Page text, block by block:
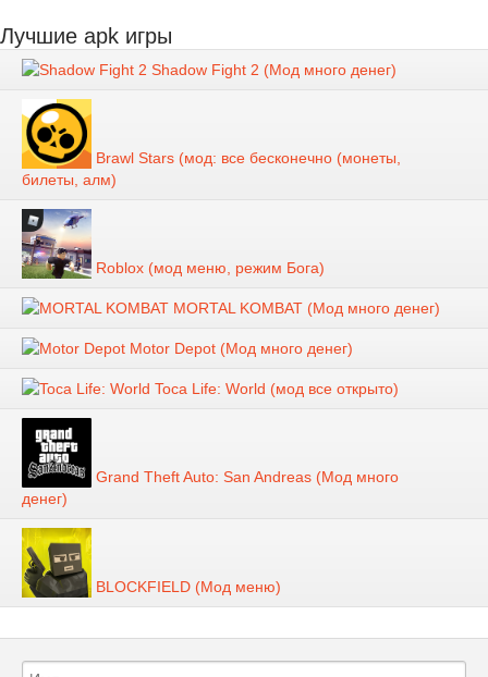
Лучшие apk игры
Shadow Fight 2 (Мод много денег)
Brawl Stars (мод: все бесконечно (монеты,
билеты, алм)
Roblox (мод меню, режим Бога)
MORTAL KOMBAT (Мод много денег)
Motor Depot (Мод много денег)
Toca Life: World (мод все открыто)
Grand Theft Auto: San Andreas (Мод много
денег)
BLOCKFIELD (Мод меню)